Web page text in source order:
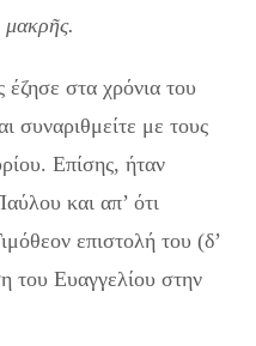
μακρῆς.
στα χρόνια του
συναριθμείτε με τους
Επίσης, ήταν
και απ’ ότι
επιστολή του (δ’
του Ευαγγελίου στην